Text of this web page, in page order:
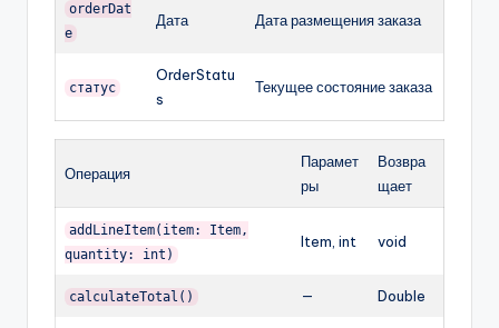
orderDat
e
Дата Дата размещения заказа
статус
OrderStatu
s
Текущее состояние заказа
Операция
Парамет
ры
Возвра
щает
addLineItem(item: Item,
quantity: int)
Item, int void
calculateTotal() — Double